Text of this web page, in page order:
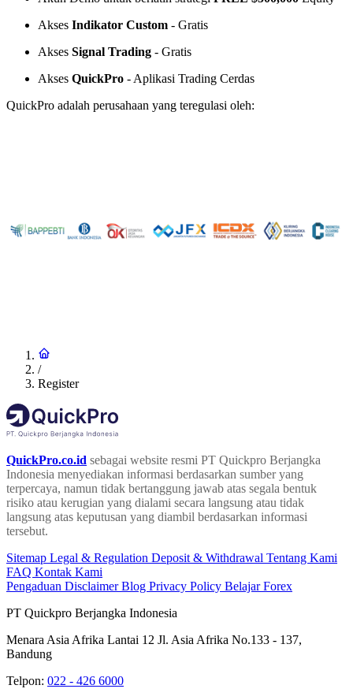
Akses Indikator Custom - Gratis
Akses Signal Trading - Gratis
Akses QuickPro - Aplikasi Trading Cerdas
QuickPro adalah perusahaan yang teregulasi oleh:
/
Register
QuickPro.co.id sebagai website resmi PT Quickpro Berjangka
Indonesia menyediakan informasi berdasarkan sumber yang
terpercaya, namun tidak bertanggung jawab atas segala bentuk
risiko atau kerugian yang dialami secara langsung atau tidak
langsung atas keputusan yang diambil berdasarkan informasi
tersebut.
Sitemap Legal & Regulation Deposit & Withdrawal Tentang Kami
FAQ Kontak Kami
Pengaduan DisclaimerBlog Privacy Policy Belajar Forex
PT Quickpro Berjangka Indonesia
Menara Asia Afrika Lantai 12 Jl. Asia Afrika No.133 - 137,
Bandung
Telpon: 022 - 426 6000